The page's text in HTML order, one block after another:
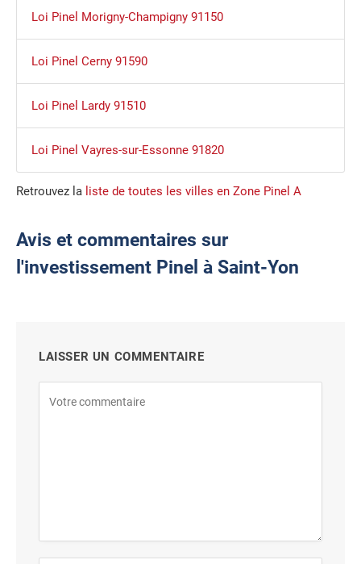
Loi Pinel Morigny-Champigny 91150
Loi Pinel Cerny 91590
Loi Pinel Lardy 91510
Loi Pinel Vayres-sur-Essonne 91820
Retrouvez la liste de toutes les villes en Zone Pinel A
Avis et commentaires sur
l'investissement Pinel à Saint-Yon
LAISSER UN COMMENTAIRE